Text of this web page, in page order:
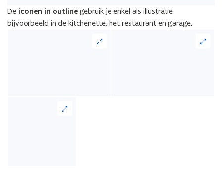
i
l
De iconen in outline gebruik je enkel als illustratie
bijvoorbeeld in de kitchenette, het restaurant en garage.